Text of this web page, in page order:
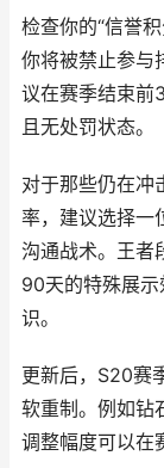
检查你的“信誉
你将被禁止参与
议在赛季结束前
且无处罚状态。
对于那些仍在冲
率，建议选择一
沟通战术。王者
90天的特殊展
识。
更新后，S20赛
软重制。例如钻
调整幅度可以在